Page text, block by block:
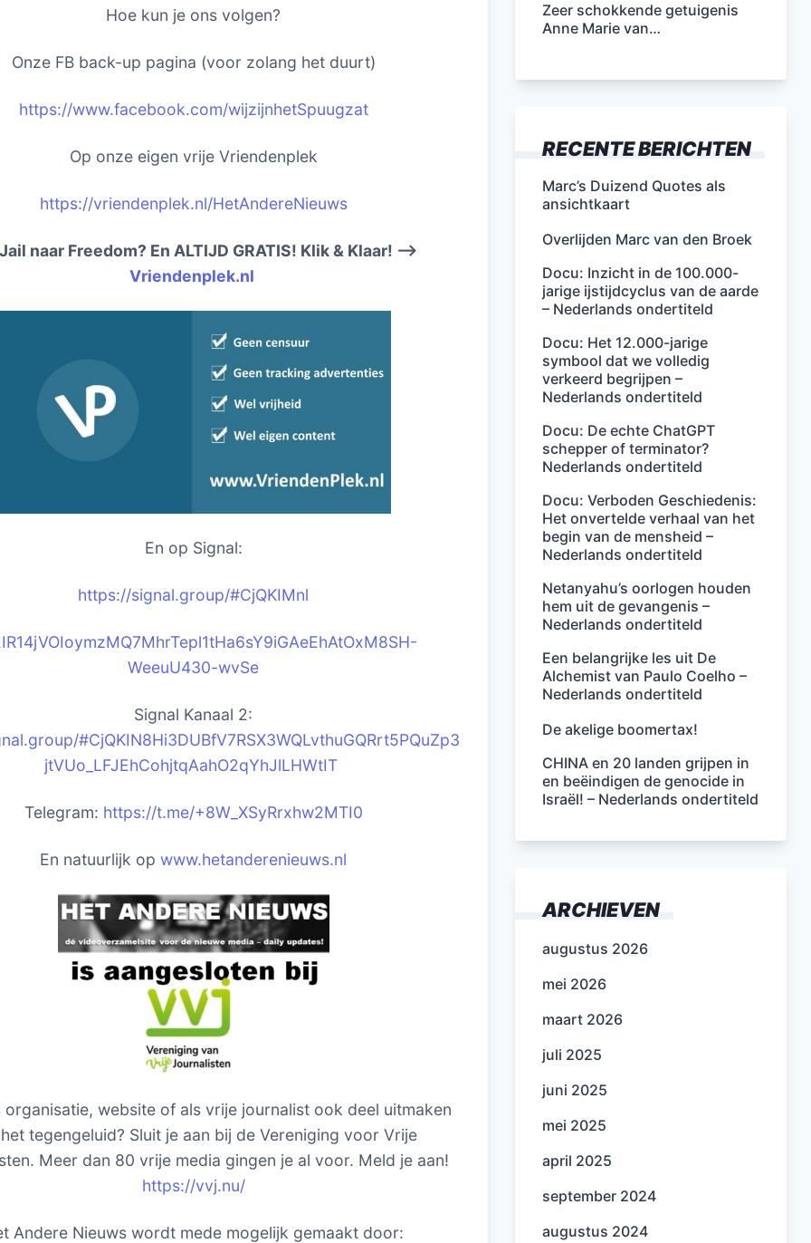
Hoe kun je ons volgen?
Onze FB back-up pagina (voor zolang het duurt)
https://www.facebook.com/wijzijnhetSpuugzat
Op onze eigen vrije Vriendenplek
https://vriendenplek.nl/HetAndereNieuws
naar Freedom? En ALTIJD GRATIS! Klik & Klaar! –>
Vriendenplek.nl
En op Signal:
https://signal.group/#CjQKIMnl
WeeuU430-wvSe
Signal Kanaal 2:
#CjQKIN8Hi3DUBfV7RSX3WQLvthuGQRrt5PQuZp3
jtVUo_LFJEhCohjtqAahO2qYhJlLHWtIT
Telegram: https://t.me/+8W_XSyRrxhw2MTI0
En natuurlijk op www.hetanderenieuws.nl
organisatie, website of als vrije journalist ook deel uitmaken
tegengeluid? Sluit je aan bij de Vereniging voor Vrije
Meer dan 80 vrije media gingen je al voor. Meld je aan!
https://vvj.nu/
Andere Nieuws wordt mede mogelijk gemaakt door:
Zeer schokkende getuigenis
Anne Marie van…
RECENTE BERICHTEN
Marc’s Duizend Quotes als
ansichtkaart
Overlijden Marc van den Broek
Docu: Inzicht in de 100.000-
jarige ijstijdcyclus van de aarde
– Nederlands ondertiteld
Docu: Het 12.000-jarige
symbool dat we volledig
verkeerd begrijpen –
Nederlands ondertiteld
Docu: De echte ChatGPT
schepper of terminator?
Nederlands ondertiteld
Docu: Verboden Geschiedenis:
Het onvertelde verhaal van het
begin van de mensheid –
Nederlands ondertiteld
Netanyahu’s oorlogen houden
hem uit de gevangenis –
Nederlands ondertiteld
Een belangrijke les uit De
Alchemist van Paulo Coelho –
Nederlands ondertiteld
De akelige boomertax!
CHINA en 20 landen grijpen in
en beëindigen de genocide in
Israël! – Nederlands ondertiteld
ARCHIEVEN
augustus 2026
mei 2026
maart 2026
juli 2025
juni 2025
mei 2025
april 2025
september 2024
augustus 2024